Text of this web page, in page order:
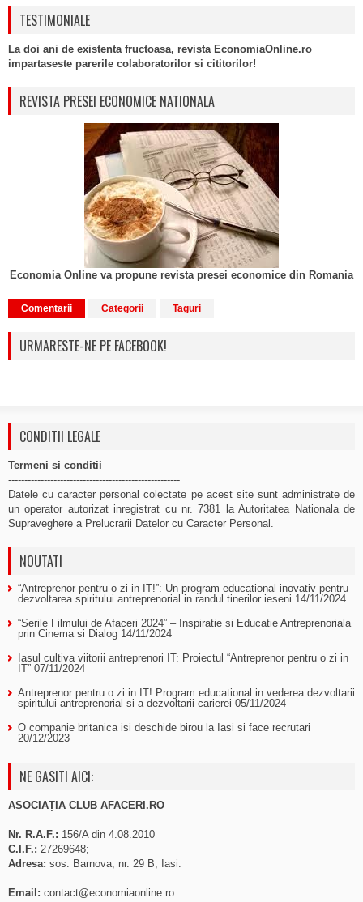
TESTIMONIALE
La doi ani de existenta fructoasa, revista EconomiaOnline.ro
impartaseste parerile colaboratorilor si cititorilor!
REVISTA PRESEI ECONOMICE NATIONALA
Economia Online va propune revista presei economice din Romania
Comentarii Categorii Taguri
URMARESTE-NE PE FACEBOOK!
CONDITII LEGALE
Termeni si conditii
-----------------------------------------------------
Datele cu caracter personal colectate pe acest site sunt administrate de
un operator autorizat inregistrat cu nr. 7381 la Autoritatea Nationala de
Supraveghere a Prelucrarii Datelor cu Caracter Personal.
NOUTATI
“Antreprenor pentru o zi in IT!”: Un program educational inovativ pentru
dezvoltarea spiritului antreprenorial in randul tinerilor ieseni 14/11/2024
“Serile Filmului de Afaceri 2024” – Inspiratie si Educatie Antreprenoriala
prin Cinema si Dialog 14/11/2024
Iasul cultiva viitorii antreprenori IT: Proiectul “Antreprenor pentru o zi in
IT” 07/11/2024
Antreprenor pentru o zi in IT! Program educational in vederea dezvoltarii
spiritului antreprenorial si a dezvoltarii carierei 05/11/2024
O companie britanica isi deschide birou la Iasi si face recrutari
20/12/2023
NE GASITI AICI:
ASOCIAȚIA CLUB AFACERI.RO
Nr. R.A.F.: 156/A din 4.08.2010
C.I.F.: 27269648;
Adresa: sos. Barnova, nr. 29 B, Iasi.
Email: contact@economiaonline.ro